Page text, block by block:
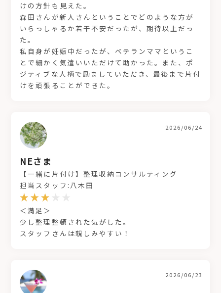
けの方針も見えた。
森田さんが新人さんということでどのような方が
いらっしゃるか若干不安だったが、期待以上だっ
た。
私自身が妊娠中だったが、ベテランママというこ
とで細かく気遣いいただけて助かった。また、ポ
ジティブな人柄で励ましていただき、最後まで片付
けを頑張ることができた。
NEさま
2026/06/24
【一緒に片付け】整理収納コンサルティング
担当スタッフ:八木田
＜満足＞
少し整理整頓された気がした。
スタッフさんは親しみやすい！
2026/06/23